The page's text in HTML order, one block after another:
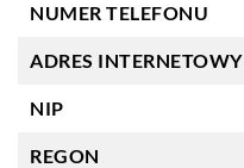
NUMER TELEFONU
ADRES INTERNETOWY
NIP
REGON